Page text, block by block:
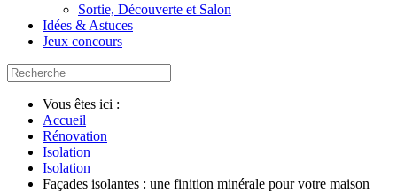
Sortie, Découverte et Salon
Idées & Astuces
Jeux concours
Vous êtes ici :
Accueil
Rénovation
Isolation
Isolation
Façades isolantes : une finition minérale pour votre maison